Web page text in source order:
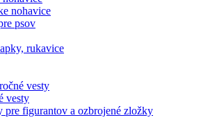
nohavice
psov
rukavice
vesty
vesty
pre figurantov a ozbrojené zložky